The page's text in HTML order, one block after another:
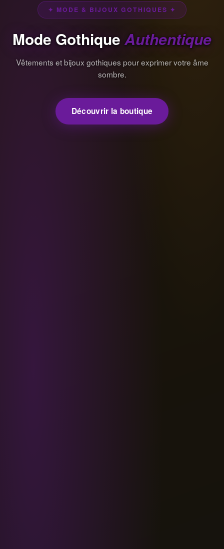
✦ MODE & BIJOUX GOTHIQUES ✦
Mode Gothique Authentique
Vêtements et bijoux gothiques pour exprimer votre âme
sombre.
Découvrir la boutique